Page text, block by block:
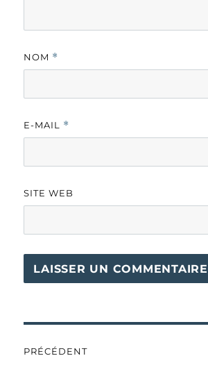
NOM *
E-MAIL *
SITE WEB
PRÉCÉDENT